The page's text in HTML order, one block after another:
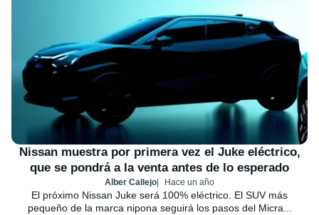
Nissan muestra por primera vez el Juke eléctrico,
que se pondrá a la venta antes de lo esperado
Alber Callejo Hace un año
El próximo Nissan Juke será 100% eléctrico. El SUV más
pequeño de la marca nipona seguirá los pasos del Micra...